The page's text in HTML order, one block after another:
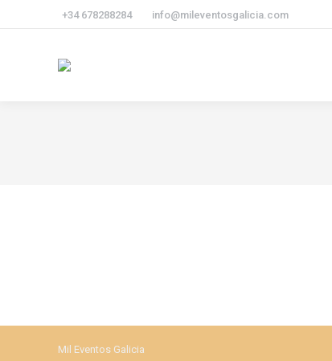
+34 678288284 info@mileventosgalicia.com
Mil Eventos Galicia